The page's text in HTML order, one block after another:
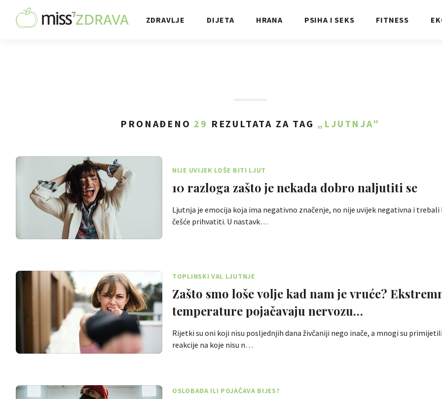
ZDRAVLJE DIJETA HRANA PSIHA I SEKS FITNESS
PRONAĐENO 29 REZULTATA ZA TAG „LJUTNJA”
NIJE UVIJEK LOŠE BITI LJUT
10 razloga zašto je nekada dobro naljutiti se
Ljutnja je emocija koja ima negativno značenje, no nije uvijek negativna i trebali
češće prihvatiti. U nastavk…
TOPLINSKI VAL LJUTNJE
Zašto smo loše volje kad nam je vruće?
temperature pojačavaju nervozu…
Rijetki su oni koji nisu posljednjih dana živčaniji nego inače, a mnogi su
reakcije na koje nisu n…
OSLOBAĐA ILI POJAČAVA BIJES?